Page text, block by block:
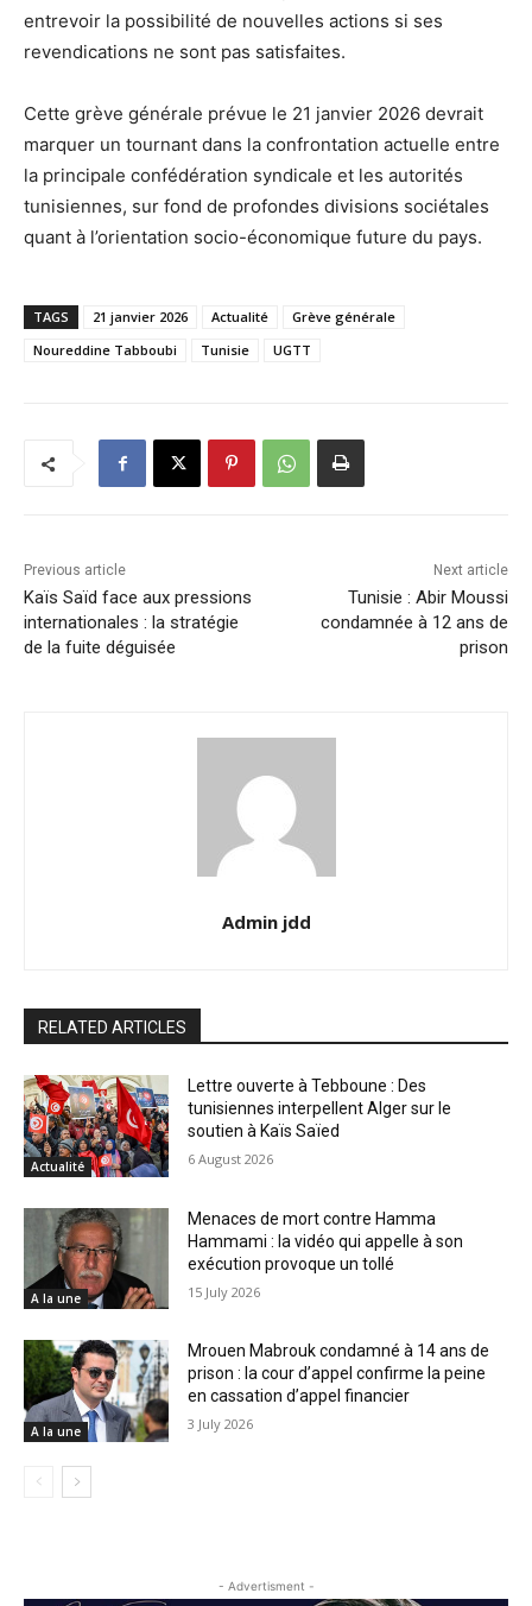
entrevoir la possibilité de nouvelles actions si ses
revendications ne sont pas satisfaites.
Cette grève générale prévue le 21 janvier 2026 devrait
marquer un tournant dans la confrontation actuelle entre
la principale confédération syndicale et les autorités
tunisiennes, sur fond de profondes divisions sociétales
quant à l’orientation socio-économique future du pays.
TAGS 21 janvier 2026 Actualité
Grève générale
Noureddine Tabboubi
Tunisie UGTT
Previous article
Kaïs Saïd face aux pressions
internationales : la stratégie
de la fuite déguisée
Next article
Tunisie : Abir Moussi
condamnée à 12 ans de
prison
Admin jdd
RELATED ARTICLES
Actualité
Lettre ouverte à Tebboune : Des
tunisiennes interpellent Alger sur le
soutien à Kaïs Saïed
6 August 2026
A la une
Menaces de mort contre Hamma
Hammami : la vidéo qui appelle à son
exécution provoque un tollé
15 July 2026
A la une
Mrouen Mabrouk condamné à 14 ans de
prison : la cour d’appel confirme la peine
en cassation d’appel financier
3 July 2026
- Advertisment -